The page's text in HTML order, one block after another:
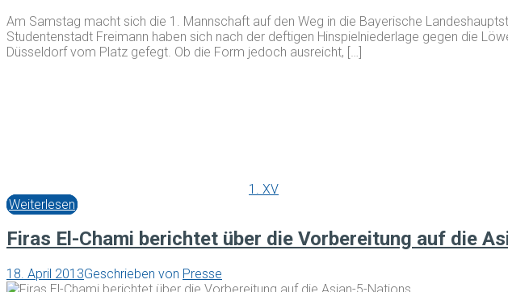
Am Samstag macht sich die 1. Mannschaft auf den Weg in die Bayerische
Studentenstadt Freimann haben sich nach der deftigen Hinspielniederlage gegen die
Düsseldorf vom Platz gefegt. Ob die Form jedoch ausreicht, […]
1. XV
Weiterlesen
Firas El-Chami berichtet über die Vorbereitung auf die
18. April 2013Geschrieben von Presse